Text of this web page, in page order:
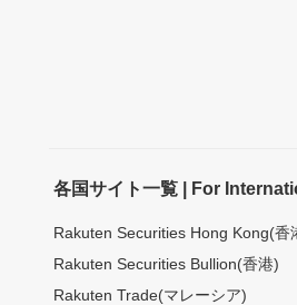
各国サイト一覧 | For
Rakuten Securities Hong Kong(香
Rakuten Securities Bullion(香港)
Rakuten Trade(マレーシア)